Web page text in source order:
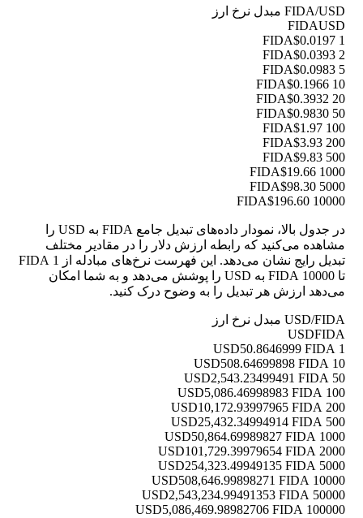
FIDA/USD مبدل نرخ ارز
FIDAUSD
1 FIDA
$0.0197
2 FIDA
$0.0393
5 FIDA
$0.0983
10 FIDA
$0.1966
20 FIDA
$0.3932
50 FIDA
$0.9830
100 FIDA
$1.97
200 FIDA
$3.93
500 FIDA
$9.83
1000 FIDA
$19.66
5000 FIDA
$98.30
10000 FIDA
$196.60
در جدول بالا، نمودار داده‌های تبدیل جامع FIDA به USD را
مشاهده می‌کنید که رابطه ارزش دلار را در مقادیر مختلف
تبدیل رایج نشان می‌دهد. این فهرست نرخ‌های مبادله از 1 FIDA
تا 10000 FIDA به USD را پوشش می‌دهد و به شما امکان
می‌دهد ارزش هر تبدیل را به وضوح درک کنید.
USD/FIDA مبدل نرخ ارز
USDFIDA
1 USD
50.8646999 FIDA
10 USD
508.64699898 FIDA
50 USD
2,543.23499491 FIDA
100 USD
5,086.46998983 FIDA
200 USD
10,172.93997965 FIDA
500 USD
25,432.34994914 FIDA
1000 USD
50,864.69989827 FIDA
2000 USD
101,729.39979654 FIDA
5000 USD
254,323.49949135 FIDA
10000 USD
508,646.99898271 FIDA
50000 USD
2,543,234.99491353 FIDA
100000 USD
5,086,469.98982706 FIDA